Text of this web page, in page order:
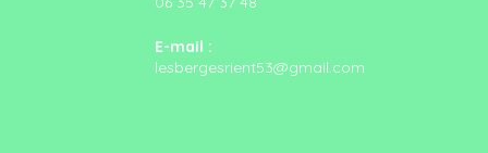
E-mail :
lesbergesrient53@gmail.com